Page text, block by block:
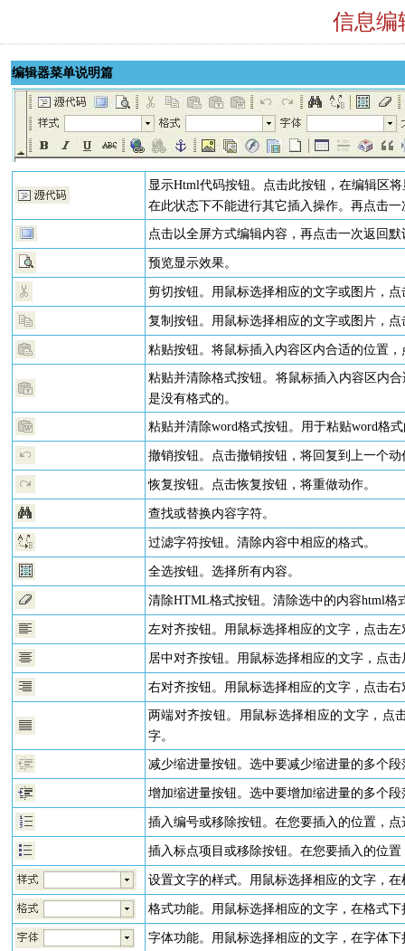
信息编
编辑器菜单说明篇
显示Html代码按钮。点击此按钮，在编辑区
在此状态下不能进行其它插入操作。再点击
点击以全屏方式编辑内容，再点击一次返回默
预览显示效果。
剪切按钮。用鼠标选择相应的文字或图片，
复制按钮。用鼠标选择相应的文字或图片，
粘贴按钮。将鼠标插入内容区内合适的位置
粘贴并清除格式按钮。将鼠标插入内容区内
是没有格式的。
粘贴并清除word格式按钮。用于粘贴word格
撤销按钮。点击撤销按钮，将回复到上一个动
恢复按钮。点击恢复按钮，将重做动作。
查找或替换内容字符。
过滤字符按钮。清除内容中相应的格式。
全选按钮。选择所有内容。
清除HTML格式按钮。清除选中的内容html格
左对齐按钮。用鼠标选择相应的文字，点击
居中对齐按钮。用鼠标选择相应的文字，点
右对齐按钮。用鼠标选择相应的文字，点击
两端对齐按钮。用鼠标选择相应的文字，点
字。
减少缩进量按钮。选中要减少缩进量的多个
增加缩进量按钮。选中要增加缩进量的多个
插入编号或移除按钮。在您要插入的位置，
插入标点项目或移除按钮。在您要插入的位
设置文字的样式。用鼠标选择相应的文字，
格式功能。用鼠标选择相应的文字，在格式
字体功能。用鼠标选择相应的文字，在字体